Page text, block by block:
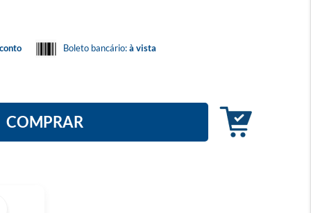
Boleto bancário:à vista
COMPRAR